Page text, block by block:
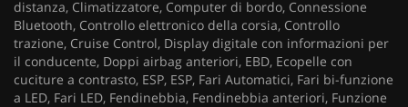
distanza, Climatizzatore, Computer di bordo, Connessione
Bluetooth, Controllo elettronico della corsia, Controllo
trazione, Cruise Control, Display digitale con informazioni per
il conducente, Doppi airbag anteriori, EBD, Ecopelle con
cuciture a contrasto, ESP, ESP, Fari Automatici, Fari bi-funzione
a LED, Fari LED, Fendinebbia, Fendinebbia anteriori, Funzione